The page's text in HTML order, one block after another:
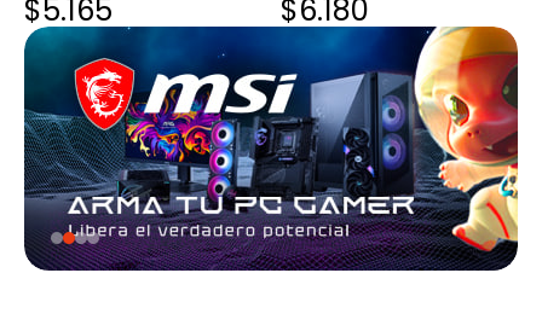
$5.165 $6.180